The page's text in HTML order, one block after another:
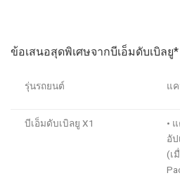
ข้อเสนอสุดพิเศษจากบีเอ็มดับเบิลยู*
รุ่นรถยนต์ แ
บีเอ็มดับเบิลยู X1 •
อัป
(เ